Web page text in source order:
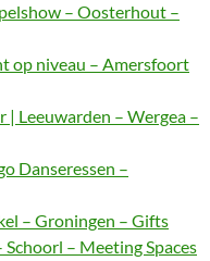
– Oosterhout –
op niveau – Amersfoort
| Leeuwarden – Wergea –
Danseressen –
– Groningen – Gifts
– Meeting Spaces